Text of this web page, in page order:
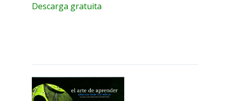
Descarga gratuita